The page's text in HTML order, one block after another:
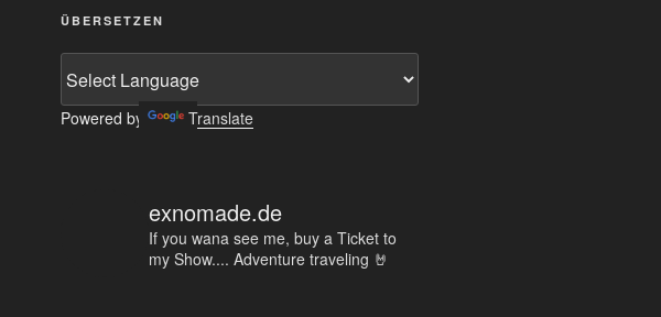
ÜBERSETZEN
Powered by Translate
exnomade.de
If you wana see me, buy a Ticket to
my Show.... Adventure traveling 🤘